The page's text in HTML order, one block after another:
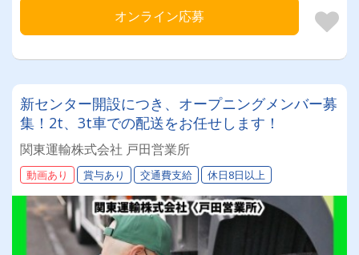
オンライン応募
新センター開設につき、オープニングメンバー募
集！2t、3t車での配送をお任せします！
関東運輸株式会社 戸田営業所
動画あり 賞与あり 交通費支給 休日8日以上